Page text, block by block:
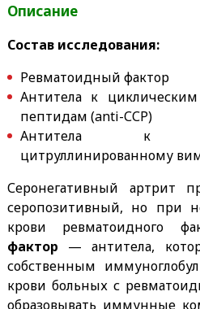
Описание
Состав исследования:
Ревматоидный фактор
Антитела к
пептидам (anti-ССP)
Антитела к
цитруллинированному
Серонегативный артрит
серопозитивный, но при
крови ревматоидного
фактор
— антитела,
собственным
крови больных с
образовывать иммунные